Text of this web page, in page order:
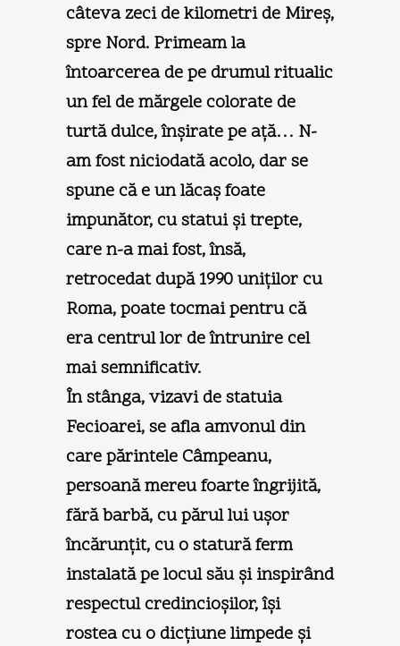
câteva zeci de kilometri de Mireş,
spre Nord. Primeam la
întoarcerea de pe drumul ritualic
un fel de mărgele colorate de
turtă dulce, înşirate pe aţă… N-
am fost niciodată acolo, dar se
spune că e un lăcaş foate
impunător, cu statui şi trepte,
care n-a mai fost, însă,
retrocedat după 1990 uniţilor cu
Roma, poate tocmai pentru că
era centrul lor de întrunire cel
mai semnificativ.
În stânga, vizavi de statuia
Fecioarei, se afla amvonul din
care părintele Câmpeanu,
persoană mereu foarte îngrijită,
fără barbă, cu părul lui uşor
încărunţit, cu o statură ferm
instalată pe locul său şi inspirând
respectul credincioşilor, îşi
rostea cu o dicţiune limpede şi